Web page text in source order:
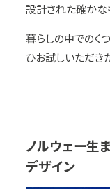
設計された確かな
暮らしの中でのく
ひお試しいただき
ノルウェー生
デザイン